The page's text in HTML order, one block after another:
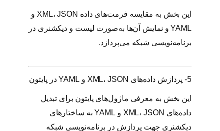
این بخش به مقایسه فرمت‌های داده XML، JSON و
YAML و نمایش آن‌ها به‌صورت لیست و دیکشنری در
برنامه‌نویسی شبکه می‌پردازد.
5- پردازش داده‌های XML، JSON و YAML در پایتون
این بخش به معرفی ماژول‌های پایتون برای تبدیل
داده‌های XML، JSON و YAML به ساختارهای
دیکشنری جهت پردازش در برنامه‌نویسی شبکه